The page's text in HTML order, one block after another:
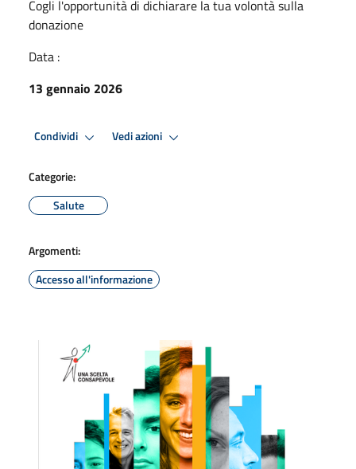
Cogli l'opportunità di dichiarare la tua volontà sulla
donazione
Data :
13 gennaio 2026
Condividi Vedi azioni
Categorie:
Salute
Argomenti:
Accesso all'informazione